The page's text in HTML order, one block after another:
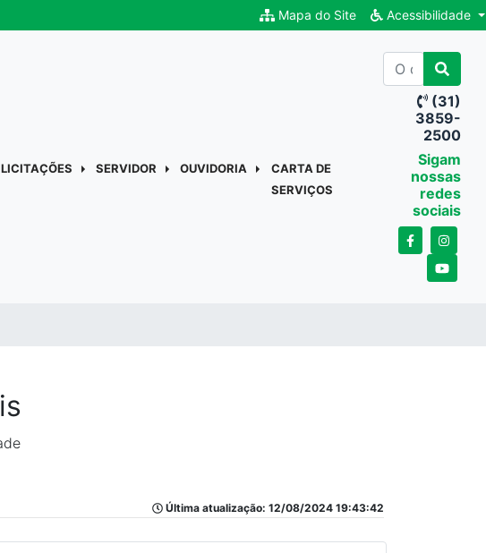
Mapa do Site Acessibilidade
LICITAÇÕES SERVIDOR OUVIDORIA
CARTA DE
SERVIÇOS
(31)
3859-
2500
Sigam
nossas
redes
sociais
Última atualização: 12/08/2024 19:43:42